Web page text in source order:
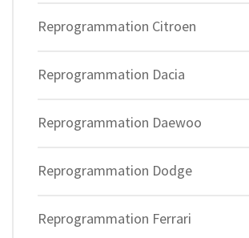
Reprogrammation Citroen
Reprogrammation Dacia
Reprogrammation Daewoo
Reprogrammation Dodge
Reprogrammation Ferrari